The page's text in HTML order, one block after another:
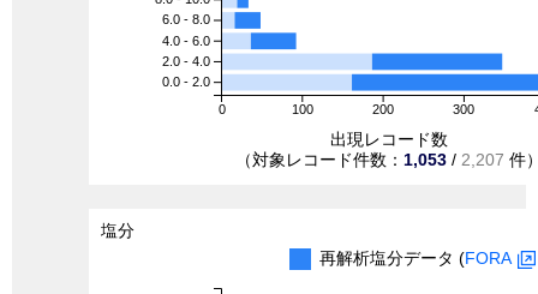
0 100 200 300
6.0 - 8.0
4.0 - 6.0
2.0 - 4.0
0.0 - 2.0
出現レコード数
（対象レコード件数： 1,053 / 2,207 件
塩分
再解析塩分データ (FORA